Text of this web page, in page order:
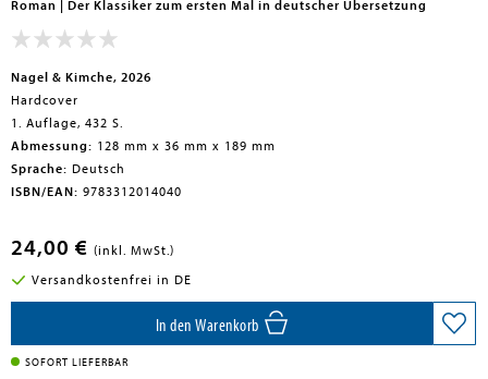
Roman | Der Klassiker zum ersten Mal in deutscher Übersetzung
Nagel & Kimche, 2026
Hardcover
1. Auflage, 432 S.
Abmessung: 128 mm x 36 mm x 189 mm
Sprache: Deutsch
ISBN/EAN: 9783312014040
24,00 € (inkl. MwSt.)
Versandkostenfrei in DE
In den Warenkorb
SOFORT LIEFERBAR